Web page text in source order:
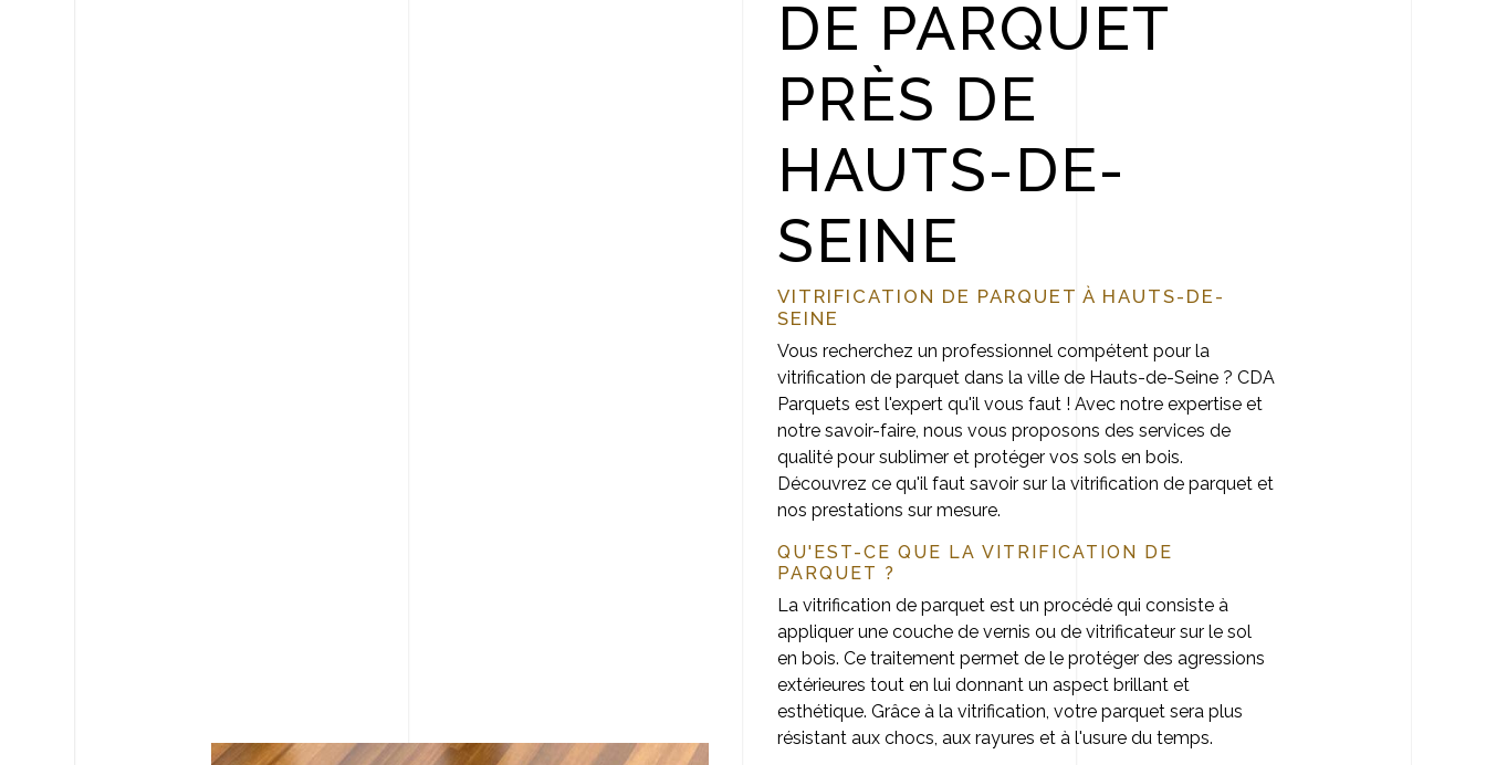
DE PARQUET
PRÈS DE
HAUTS-DE-
SEINE
VITRIFICATION DE PARQUET À HAUTS-DE-
SEINE
Vous recherchez un professionnel compétent pour la
vitrification de parquet dans la ville de Hauts-de-Seine ? CDA
Parquets est l'expert qu'il vous faut ! Avec notre expertise et
notre savoir-faire, nous vous proposons des services de
qualité pour sublimer et protéger vos sols en bois.
Découvrez ce qu'il faut savoir sur la vitrification de parquet et
nos prestations sur mesure.
QU'EST-CE QUE LA VITRIFICATION DE
PARQUET ?
La vitrification de parquet est un procédé qui consiste à
appliquer une couche de vernis ou de vitrificateur sur le sol
en bois. Ce traitement permet de le protéger des agressions
extérieures tout en lui donnant un aspect brillant et
esthétique. Grâce à la vitrification, votre parquet sera plus
résistant aux chocs, aux rayures et à l'usure du temps.